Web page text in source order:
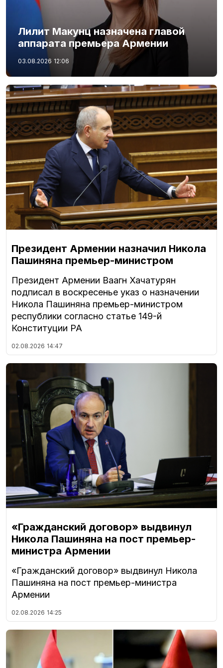
Лилит Макунц назначена главой
аппарата премьера Армении
03.08.2026 12:06
Президент Армении назначил Никола
Пашиняна премьер-министром
Президент Армении Ваагн Хачатурян
подписал в воскресенье указ о назначении
Никола Пашиняна премьер-министром
республики согласно статье 149-й
Конституции РА
02.08.2026 14:47
«Гражданский договор» выдвинул
Никола Пашиняна на пост премьер-
министра Армении
«Гражданский договор» выдвинул Никола
Пашиняна на пост премьер-министра
Армении
02.08.2026 14:25